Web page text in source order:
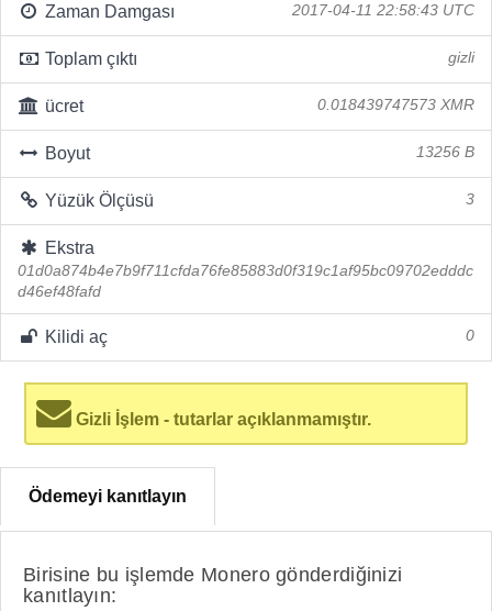
Zaman Damgası 2017-04-11 22:58:43 UTC
Toplam çıktı gizli
ücret 0.018439747573 XMR
Boyut 13256 B
Yüzük Ölçüsü 3
Ekstra
01d0a874b4e7b9f711cfda76fe85883d0f319c1af95bc09702edddc
d46ef48fafd
Kilidi aç 0
Gizli İşlem - tutarlar açıklanmamıştır.
Ödemeyi kanıtlayın
Birisine bu işlemde Monero gönderdiğinizi
kanıtlayın: